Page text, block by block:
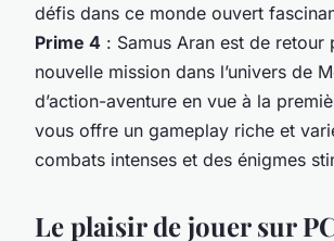
défis dans ce monde ouvert
Prime 4 : Samus Aran est de retour
nouvelle mission dans l’univers de
d’action-aventure en vue à la
vous offre un gameplay riche et
combats intenses et des énigmes
Le plaisir de jouer sur